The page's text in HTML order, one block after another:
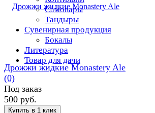
Самовары
Тандыры
Сувенирная продукция
Бокалы
Литература
Товар для дачи
Дрожжи жидкие Monastery Ale
(0)
Под заказ
500 руб.